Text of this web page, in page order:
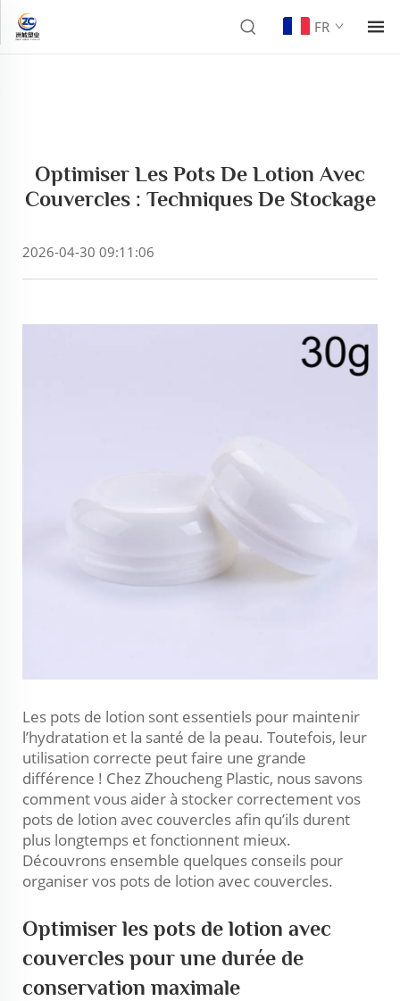
FR
Optimiser Les Pots De Lotion Avec
Couvercles : Techniques De Stockage
2026-04-30 09:11:06
Les pots de lotion sont essentiels pour maintenir
l’hydratation et la santé de la peau. Toutefois, leur
utilisation correcte peut faire une grande
différence ! Chez Zhoucheng Plastic, nous savons
comment vous aider à stocker correctement vos
pots de lotion avec couvercles afin qu’ils durent
plus longtemps et fonctionnent mieux.
Découvrons ensemble quelques conseils pour
organiser vos pots de lotion avec couvercles.
Optimiser les pots de lotion avec
couvercles pour une durée de
conservation maximale